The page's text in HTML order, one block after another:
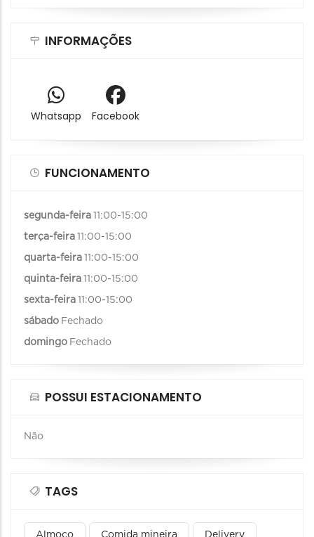
INFORMAÇÕES
Whatsapp Facebook
FUNCIONAMENTO
segunda-feira 11:00-15:00
terça-feira 11:00-15:00
quarta-feira 11:00-15:00
quinta-feira 11:00-15:00
sexta-feira 11:00-15:00
sábado Fechado
domingo Fechado
POSSUI ESTACIONAMENTO
Não
TAGS
Almoço Comida mineira Delivery